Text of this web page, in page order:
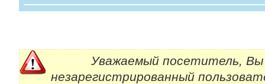
Уважаемый посетитель, Вы
незарегистрированный